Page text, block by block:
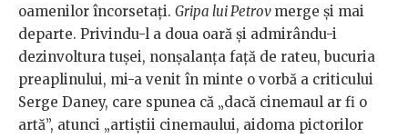
oamenilor încorsetați. Gripa lui Petrov merge și mai
departe. Privindu-l a doua oară și admirându-i
dezinvoltura tușei, nonșalanța față de rateu, bucuria
preaplinului, mi-a venit în minte o vorbă a criticului
Serge Daney, care spunea că „dacă cinemaul ar fi o
artă”, atunci „artiștii cinemaului, aidoma pictorilor